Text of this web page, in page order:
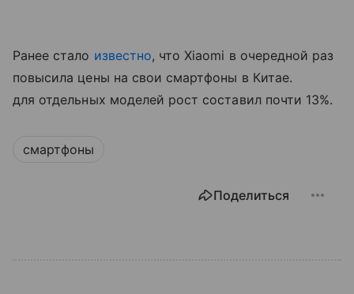
Ранее стало известно, что Xiaomi в очередной раз
повысила цены на свои смартфоны в Китае.
для отдельных моделей рост составил почти 13%.
смартфоны
Поделиться